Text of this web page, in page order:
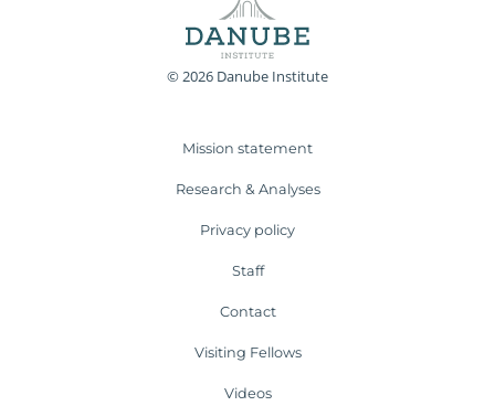
© 2026 Danube Institute
Mission statement
Research & Analyses
Privacy policy
Staff
Contact
Visiting Fellows
Videos